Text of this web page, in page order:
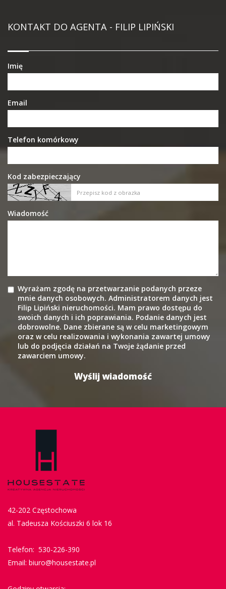
KONTAKT DO AGENTA - FILIP LIPIŃSKI
Imię
Email
Telefon komórkowy
Kod zabezpieczający
Wiadomość
Wyrażam zgodę na przetwarzanie podanych przeze
mnie danych osobowych. Administratorem danych jest
Filip Lipiński nieruchomości. Mam prawo dostępu do
swoich danych i ich poprawiania. Podanie danych jest
dobrowolne. Dane zbierane są w celu marketingowym
oraz w celu realizowania i wykonania zawartej umowy
lub do podjęcia działań na Twoje żądanie przed
zawarciem umowy.
42-202 Częstochowa
al. Tadeusza Kościuszki 6 lok 16
Telefon: 530-226-390
Email: biuro@housestate.pl